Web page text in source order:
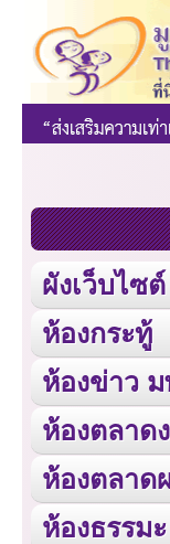
ผังเว็บไซต์
ห้องกระทู้
ห้องข่าว
ห้องตลาด
ห้องตลา
ห้องธรรมะ